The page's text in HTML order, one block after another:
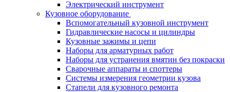
Электрический инструмент
Кузовное оборудование
Вспомогательный кузовной инструмент
Гидравлические насосы и цилиндры
Кузовные зажимы и цепи
Наборы для арматурных работ
Наборы для устранения вмятин без покраски
Сварочные аппараты и споттеры
Системы измерения геометрии кузова
Стапели для кузовного ремонта